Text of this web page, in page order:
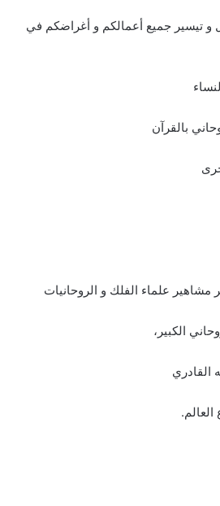
تيسير جميع أعمالكم و أغراضكم في
بالقرآن
علماء الفلك و الروحانيات
الكبير،
القادري